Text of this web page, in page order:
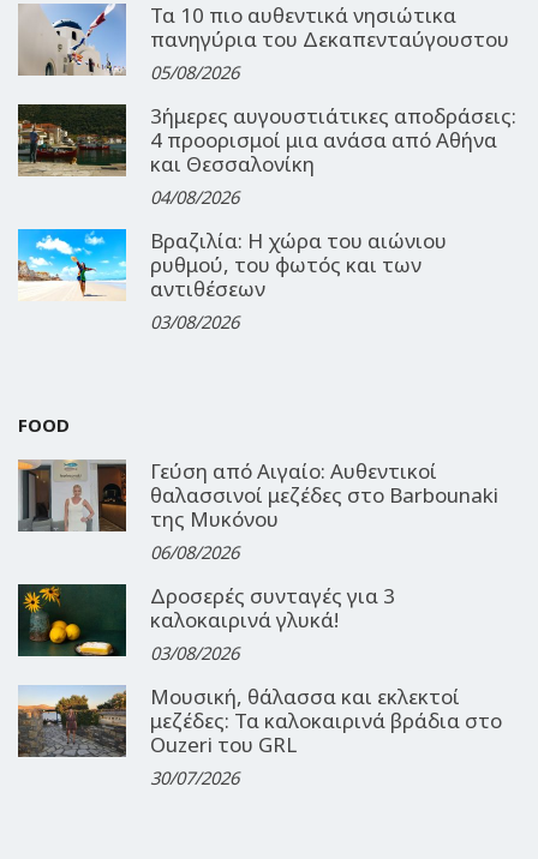
Τα 10 πιο αυθεντικά νησιώτικα
πανηγύρια του Δεκαπενταύγουστου
05/08/2026
3ήμερες αυγουστιάτικες αποδράσεις:
4 προορισμοί μια ανάσα από Αθήνα
και Θεσσαλονίκη
04/08/2026
Βραζιλία: Η χώρα του αιώνιου
ρυθμού, του φωτός και των
αντιθέσεων
03/08/2026
FOOD
Γεύση από Αιγαίο: Αυθεντικοί
θαλασσινοί μεζέδες στο Barbounaki
της Μυκόνου
06/08/2026
Δροσερές συνταγές για 3
καλοκαιρινά γλυκά!
03/08/2026
Μουσική, θάλασσα και εκλεκτοί
μεζέδες: Τα καλοκαιρινά βράδια στο
Ouzeri του GRL
30/07/2026